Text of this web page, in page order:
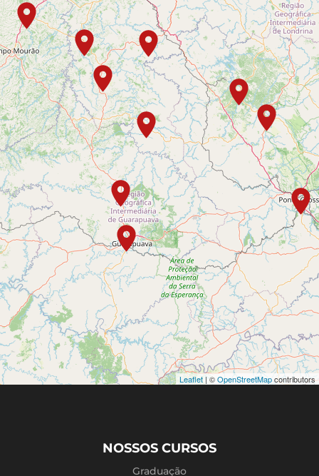
Rua Clotário Portugal, nº 115
(44) 3537-8135
Faxinal
Av. Eugenio Bastiani, n° 984, Centro - CEP:
86840-000
(43) 3461-3076 - (43) 9 9687-8766
Guaraniaçu
Rua Eudoxio Antonio Badotti, nº 51
(45) 3232-2604
Guarapuava
Rua Professora Leonidia, nº 550, centro - Anexo à
escola Municipal Antônio Lustosa | CEP: 85010-
230
(42) 3152-1416 - (42) 99921-1562
Ivaiporã
Praça Milton Pirolo, nº 385 - Centro - CEP: 86.870-
000
(43) 3126-5180
Jaguapitã Leaflet | ©OpenStreetMapcontributors
NOSSOS CURSOS
Graduação